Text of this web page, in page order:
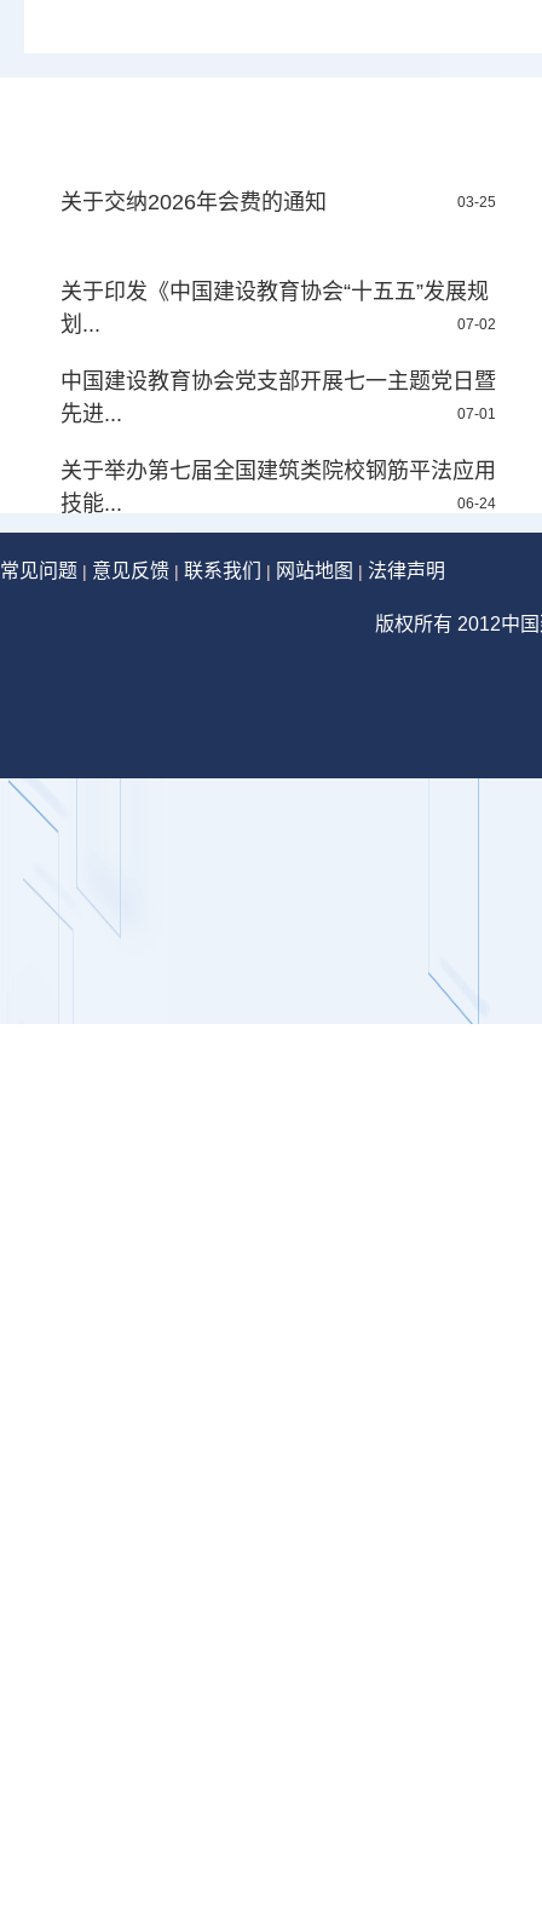
关于交纳2026年会费的通知 03-25
关于印发《中国建设教育协会“十五五”发展规
划...
07-02
中国建设教育协会党支部开展七一主题党日暨
先进...
07-01
关于举办第七届全国建筑类院校钢筋平法应用
技能...
06-24
常见问题 | 意见反馈 | 联系我们 | 网站地图 | 法律声明
版权所有 2012中